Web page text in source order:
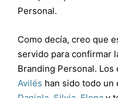
Personal.
Como decía, creo que
servido para confirmar
Branding Personal. Los
Avilés han sido todo un